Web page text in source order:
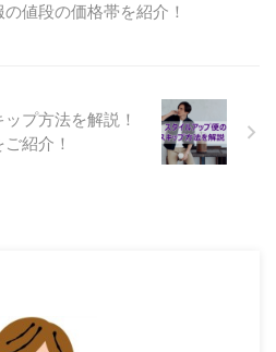
の値段の価格帯を紹介！
プ方法を解説！
紹介！